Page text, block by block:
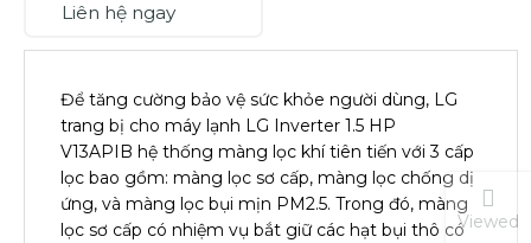
Liên hệ ngay
Để tăng cường bảo vệ sức khỏe người dùng, LG
trang bị cho máy lạnh LG Inverter 1.5 HP
V13APIB hệ thống màng lọc khí tiên tiến với 3 cấp
lọc bao gồm: màng lọc sơ cấp, màng lọc chống dị
ứng, và màng lọc bụi mịn PM2.5. Trong đó, màng
lọc sơ cấp có nhiệm vụ bắt giữ các hạt bụi thô cóViewed